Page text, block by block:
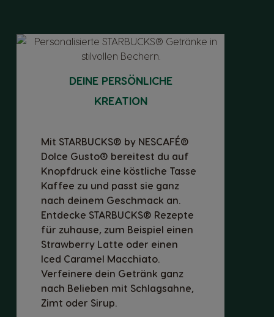
DEINE PERSÖNLICHE
KREATION
Mit STARBUCKS® by NESCAFÉ®
Dolce Gusto® bereitest du auf
Knopfdruck eine köstliche Tasse
Kaffee zu und passt sie ganz
nach deinem Geschmack an.
Entdecke STARBUCKS® Rezepte
für zuhause, zum Beispiel einen
Strawberry Latte oder einen
Iced Caramel Macchiato.
Verfeinere dein Getränk ganz
nach Belieben mit Schlagsahne,
Zimt oder Sirup.